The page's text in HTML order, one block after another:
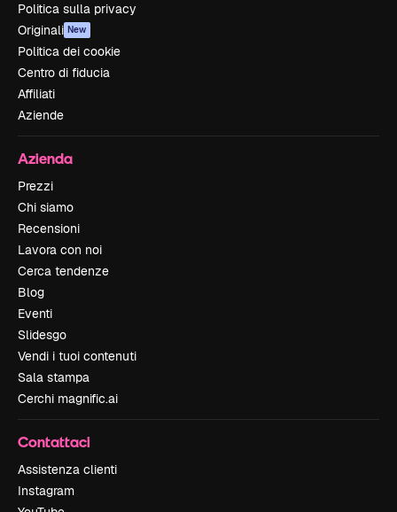
Politica sulla privacy
Originali New
Politica dei cookie
Centro di fiducia
Affiliati
Aziende
Azienda
Prezzi
Chi siamo
Recensioni
Lavora con noi
Cerca tendenze
Blog
Eventi
Slidesgo
Vendi i tuoi contenuti
Sala stampa
Cerchi magnific.ai
Contattaci
Assistenza clienti
Instagram